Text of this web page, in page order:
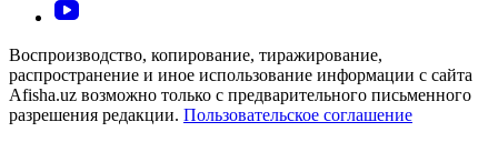
Воспроизводство, копирование, тиражирование,
распространение и иное использование информации с сайта
Afisha.uz возможно только с предварительного письменного
разрешения редакции. Пользовательское соглашение